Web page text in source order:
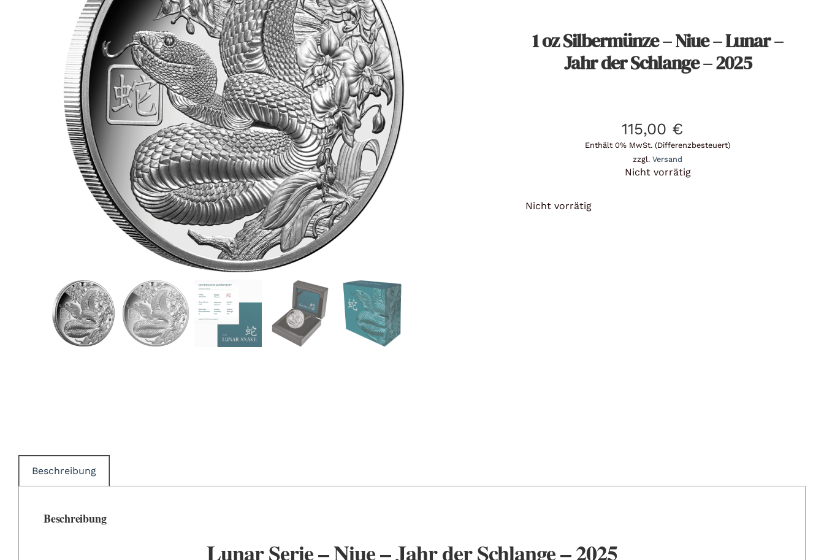
für Barren und Blister Lupen
für Banknoten
Handschuhe
Prüfgeräte / -säuren
Reinigung
Sonstiges
1 oz Silbermünze – Niue – Lunar –
Jahr der Schlange – 2025
115,00 €
Enthält 0% MwSt. (Differenzbesteuert)
zzgl.Versand
Nicht vorrätig
Nicht vorrätig
Beschreibung
Beschreibung
Lunar Serie – Niue – Jahr der Schlange – 2025